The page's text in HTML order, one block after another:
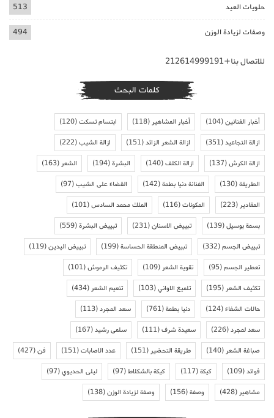
حلويات العيد 513
وصفات لزيادة الوزن 494
للاتصال بنا+212614999191
كلمات البحث
أخبار الفنانين(104) أخبار المشاهير(118) ابتسام تسكت(120)
ازالة التجاعيد(351) ازالة الشعر الزائد(151) ازالة الشيب(222)
ازالة الكرش(137) ازالة الكلف(140) البشرة(194) الشعر(163)
الطريقة(130) الفنانة دنيا بطمة(142) القضاء على الشيب(97)
المقادير(223) المكونات(116) الملك محمد السادس(101)
بسمة بوسيل(139) تبييض الاسنان(231) تبييض البشرة(559)
تبييض الجسم(332) تبييض المنطقة الحساسة(199) تبييض اليدين(119)
تعطير الجسم(95) تقوية الشعر(109) تكثيف الرموش(101)
تكثيف الشعر(195) تلميع الاواني(103) تنعيم الشعر(434)
حالات الشفاء(124) دنيا بطمة(761) سعد المجرد(113)
سعد لمجرد(226) سعيدة شرف(111) سلمى رشيد(167)
صباغة الشعر(140) طريقة التحضير(151) عدد الاصابات(151) فن(427)
فوائد(109) كيكة(117) كيكة بالشكلاط(97) ليلى الحديوي(97)
مشاهير(428) وصفة(156) وصفة لزيادة الوزن(138)